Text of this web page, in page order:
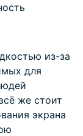
из-за
для
же стоит
экрана